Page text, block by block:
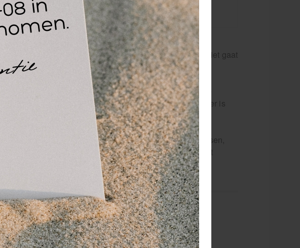
extra nylon patches en extra
tas is van ZenGrowth, maar
hoogte van 71 centimeter. De
nylon en er zit een sterke ritsleuting aan vast zodat het niet gaat
niet gemaakt is voor massagetafels van andere
Koop deze tas niet zodra uw massagetafel breder is
vak, dit is speciaal voor het meenemen van een kussen,
Ook is de tas opvouwbaar voor als de tas niet wordt